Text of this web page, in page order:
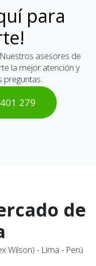
para
asesores de
la mejor atención y
preguntas.
2​​79
de
Wilson) - Lima - Perú